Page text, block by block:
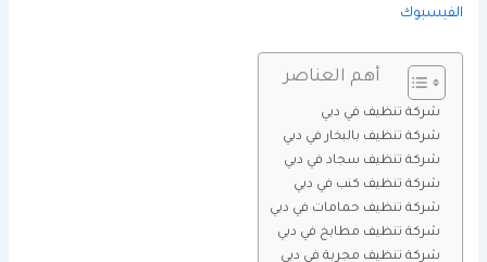
الفيسبوك
أهم العناصر
شركة تنظيف في دبي
شركة تنظيف بالبخار في دبي
شركة تنظيف سجاد في دبي
شركة تنظيف كنب في دبي
شركة تنظيف حمامات في دبي
شركة تنظيف مطابخ في دبي
شركة تنظيف مجربة في دبي